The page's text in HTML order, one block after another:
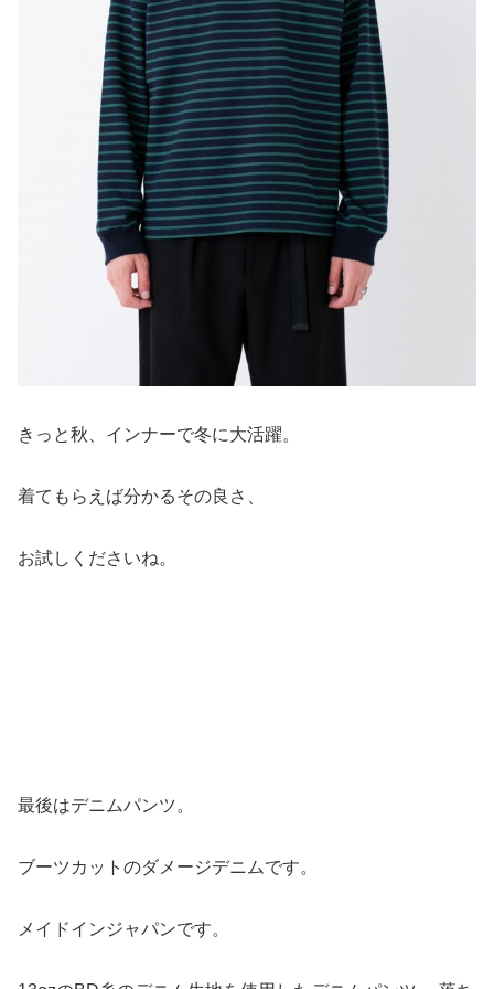
きっと秋、インナーで冬に大活躍。
着てもらえば分かるその良さ、
お試しくださいね。
最後はデニムパンツ。
ブーツカットのダメージデニムです。
メイドインジャパンです。